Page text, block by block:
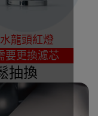
水龍頭紅燈
要更換濾芯
抽換